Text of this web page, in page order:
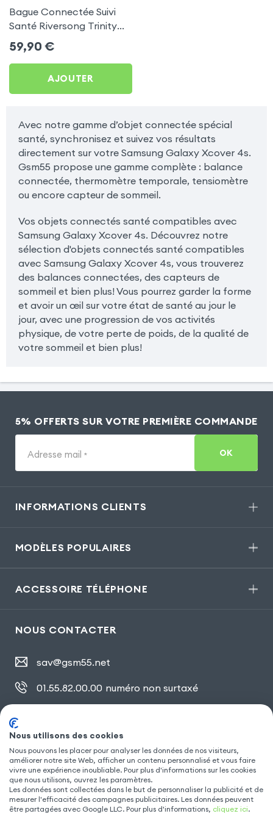
Bague Connectée Suivi
Santé Riversong Trinity
Noir - Anneau Connecté
Étanche IP68
59,90 €
AJOUTER
Avec notre gamme d’objet connectée spécial
santé, synchronisez et suivez vos résultats
directement sur votre Samsung Galaxy Xcover 4s.
Gsm55 propose une gamme complète : balance
connectée, thermomètre temporale, tensiomètre
ou encore capteur de sommeil.
Vos objets connectés santé compatibles avec
Samsung Galaxy Xcover 4s. Découvrez notre
sélection d'objets connectés santé compatibles
avec Samsung Galaxy Xcover 4s, vous trouverez
des balances connectées, des capteurs de
sommeil et bien plus! Vous pourrez garder la forme
et avoir un œil sur votre état de santé au jour le
jour, avec une progression de vos activités
physique, de votre perte de poids, de la qualité de
votre sommeil et bien plus!
5% OFFERTS SUR VOTRE PREMIÈRE COMMANDE
Adresse mail * OK
INFORMATIONS CLIENTS
MODÈLES POPULAIRES
ACCESSOIRE TÉLÉPHONE
NOUS CONTACTER
sav@gsm55.net
01.55.82.00.00 numéro non surtaxé
SUIVEZ NOUS
Nous utilisons des cookies
Nous pouvons les placer pour analyser les données de nos visiteurs,
améliorer notre site Web, afficher un contenu personnalisé et vous faire
vivre une expérience inoubliable. Pour plus d'informations sur les cookies
que nous utilisons, ouvrez les paramètres.
Les données sont collectées dans le but de personnaliser la publicité et de
mesurer l'efficacité des campagnes publicitaires. Les données peuvent
être partagées avec Google LLC. Pour plus d'informations, cliquez ici.